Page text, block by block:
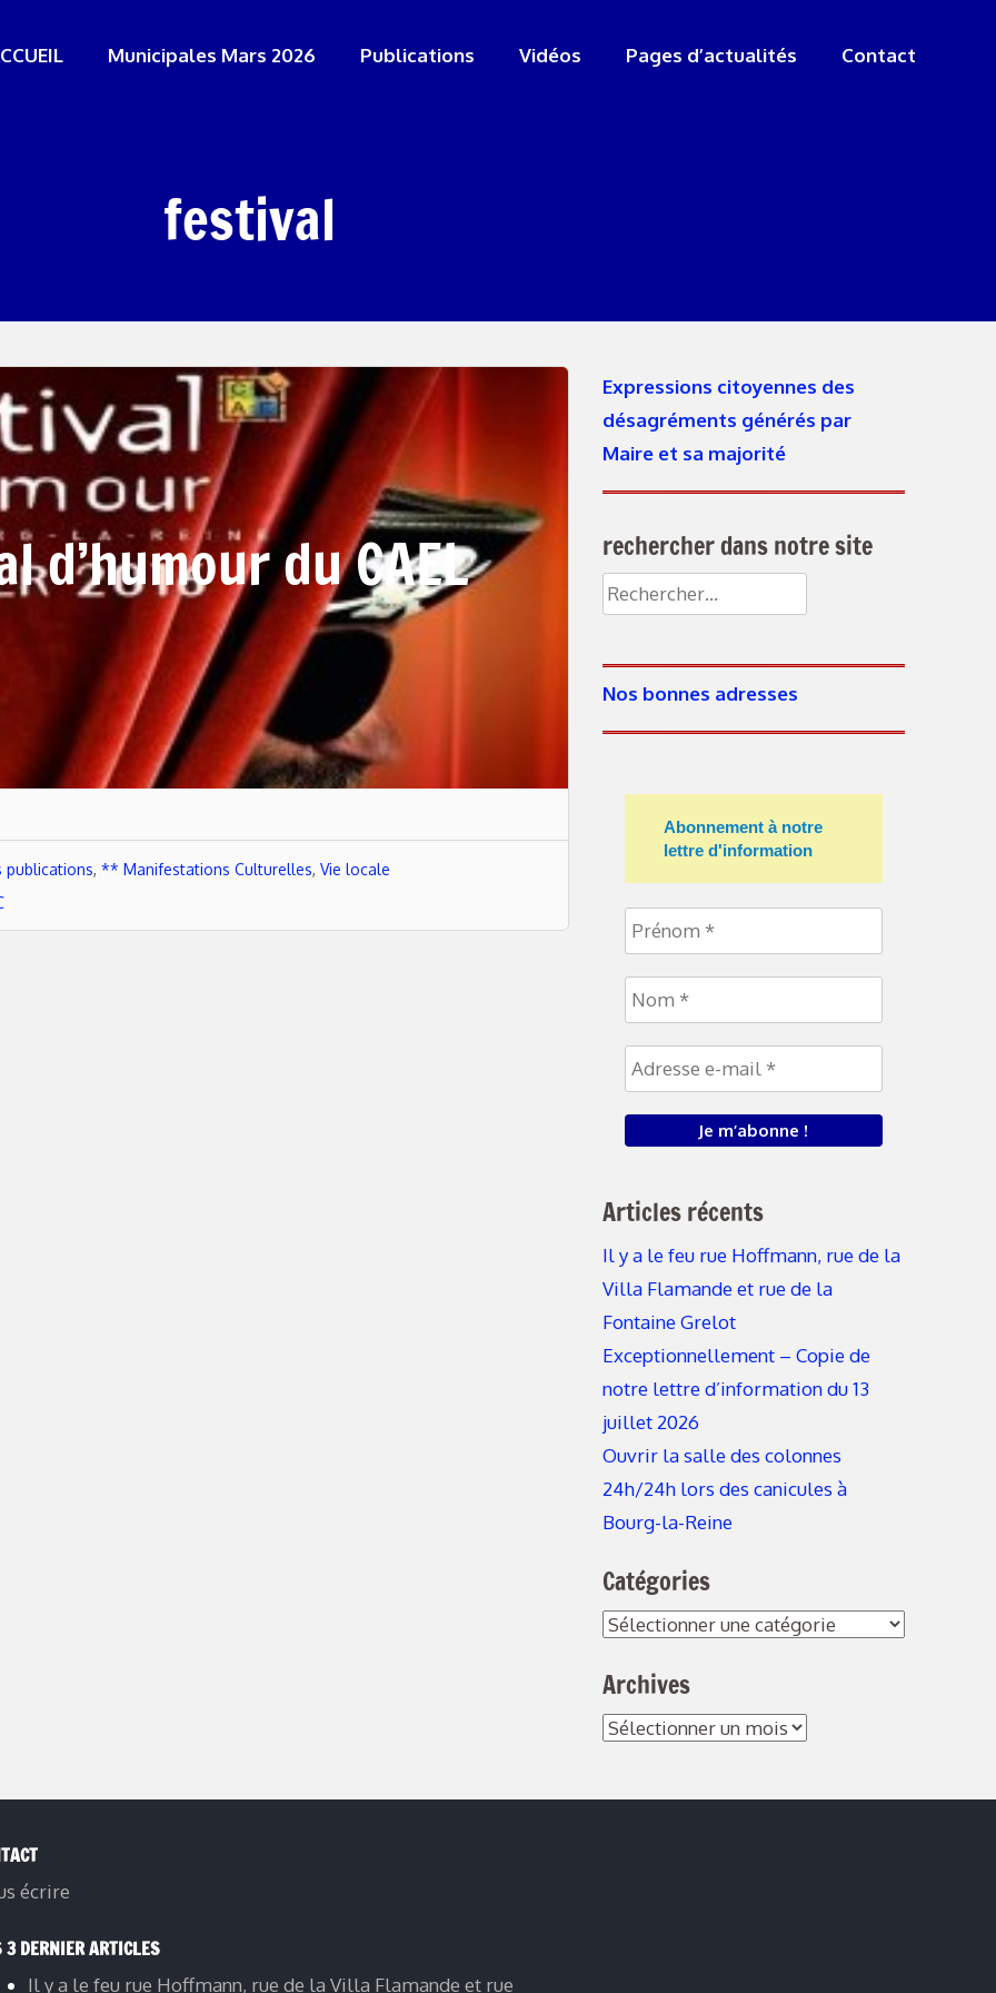
Municipales Mars 2026 Publications Vidéos Pages d’actualités Contact
festival
d’humour du CAEL
publications, ** Manifestations Culturelles, Vie locale
Expressions citoyennes des
désagréments générés par
Maire et sa majorité
rechercher dans notre site
Rechercher :
Nos bonnes adresses
Abonnement à notre
lettre d'information
Articles récents
Il y a le feu rue Hoffmann, rue de la
Villa Flamande et rue de la
Fontaine Grelot
Exceptionnellement – Copie de
notre lettre d’information du 13
juillet 2026
Ouvrir la salle des colonnes
24h/24h lors des canicules à
Bourg-la-Reine
Catégories
Catégories
Archives
Archives
écrire
3 DERNIER ARTICLES
Il y a le feu rue Hoffmann, rue de la Villa Flamande et rue